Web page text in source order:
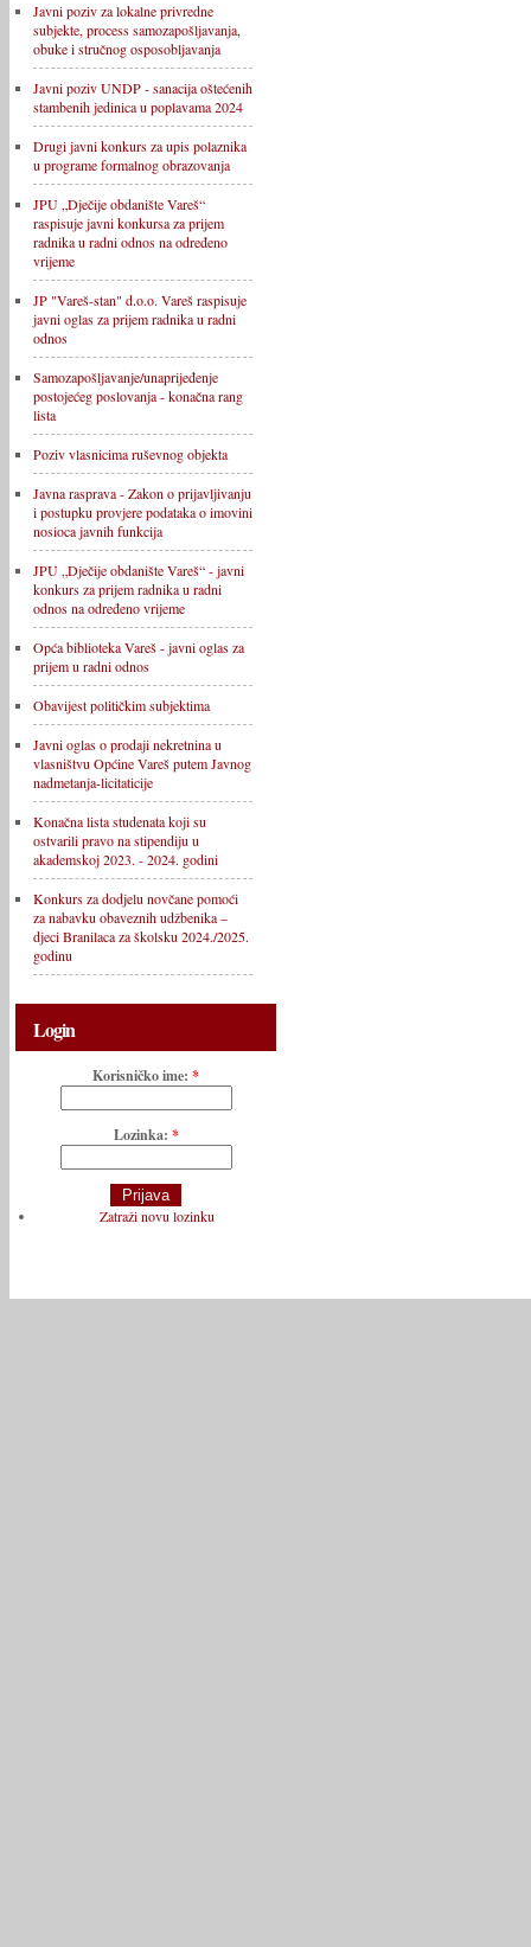
Javni poziv za lokalne privredne
subjekte, process samozapošljavanja,
obuke i stručnog osposobljavanja
Javni poziv UNDP - sanacija oštećenih
stambenih jedinica u poplavama 2024
Drugi javni konkurs za upis polaznika
u programe formalnog obrazovanja
JPU „Dječije obdanište Vareš“
raspisuje javni konkursa za prijem
radnika u radni odnos na određeno
vrijeme
JP "Vareš-stan" d.o.o. Vareš raspisuje
javni oglas za prijem radnika u radni
odnos
Samozapošljavanje/unaprijeđenje
postojećeg poslovanja - konačna rang
lista
Poziv vlasnicima ruševnog objekta
Javna rasprava - Zakon o prijavljivanju
i postupku provjere podataka o imovini
nosioca javnih funkcija
JPU „Dječije obdanište Vareš“ - javni
konkurs za prijem radnika u radni
odnos na određeno vrijeme
Opća biblioteka Vareš - javni oglas za
prijem u radni odnos
Obavijest političkim subjektima
Javni oglas o prodaji nekretnina u
vlasništvu Općine Vareš putem Javnog
nadmetanja-licitaticije
Konačna lista studenata koji su
ostvarili pravo na stipendiju u
akademskoj 2023. - 2024. godini
Konkurs za dodjelu novčane pomoći
za nabavku obaveznih udžbenika –
djeci Branilaca za školsku 2024./2025.
godinu
Login
Korisničko ime: *
Lozinka: *
Zatraži novu lozinku